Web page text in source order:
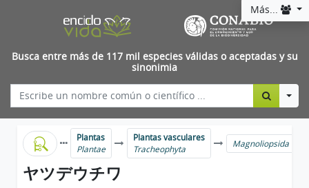
Más...
Busca entre más de 117 mil especies válidas o aceptadas y su
sinonimia
Plantas
Plantae
Plantas vasculares
Tracheophyta
Magnoliopsida
ヤツデウチワ